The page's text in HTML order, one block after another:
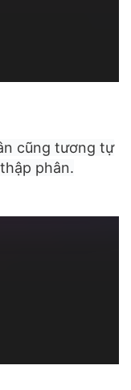
cũng tương tự
phân.